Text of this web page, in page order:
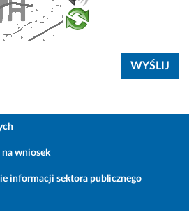
wniosek
informacji sektora publicznego